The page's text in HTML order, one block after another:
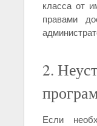
класса от
правами
2.
Если